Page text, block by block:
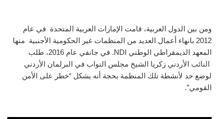
ومن بين الدول العربية، قامت الإمارات العربية المتحدة في عام
2012 بانهاء أعمال العديد من المنظمات غير الحكومية الأجنبية منها
المعهد الديمقراطي الوطني NDI
. في جانفي عام 2016، طلب
النائب الأردني زكريا الشيخ مجلس النواب في البرلمان الأردني
لوضع حد لأنشطة تلك المنظمة بحجة أنه يشكل “خطر على الأمن
القومي”.